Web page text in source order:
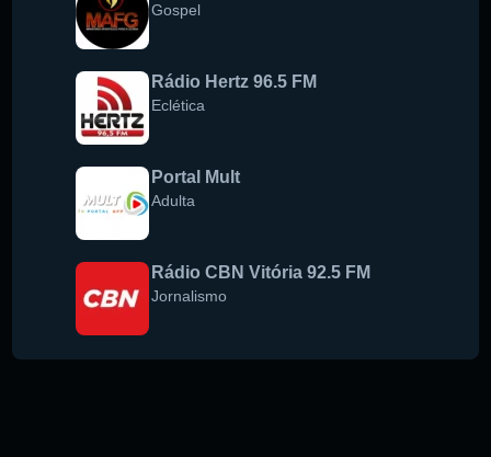
Gospel
Rádio Hertz 96.5 FM
Eclética
Portal Mult
Adulta
Rádio CBN Vitória 92.5 FM
Jornalismo